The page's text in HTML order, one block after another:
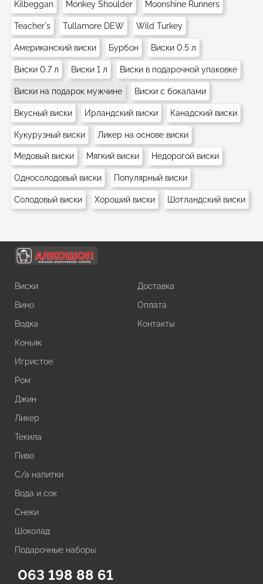
Kilbeggan Monkey Shoulder Moonshine Runners
Teacher's Tullamore DEW Wild Turkey
Американский виски Бурбон Виски 0.5 л
Виски 0.7 л Виски 1 л Виски в подарочной упаковке
Виски на подарок мужчине Виски с бокалами
Вкусный виски Ирландский виски Канадский виски
Кукурузный виски Ликер на основе виски
Медовый виски Мягкий виски Недорогой виски
Односолодовый виски Популярный виски
Солодовый виски Хороший виски Шотландский виски
Виски
Вино
Водка
Коньяк
Игристое
Ром
Джин
Ликер
Текила
Пиво
С/а напитки
Вода и сок
Снеки
Шоколад
Подарочные наборы
Доставка
Оплата
Контакты
063 198 88 61